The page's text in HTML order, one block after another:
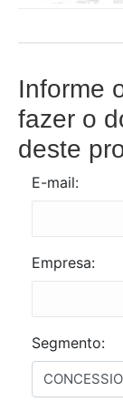
Informe
fazer o
deste
E-mail:
Empresa:
Segmento: